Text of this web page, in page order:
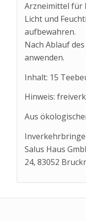
Arzneimittel für
Licht und
aufbewahren.
Nach Ablauf
anwenden.
Inhalt: 15
Hinweis:
Aus
Salus Haus
24, 83052